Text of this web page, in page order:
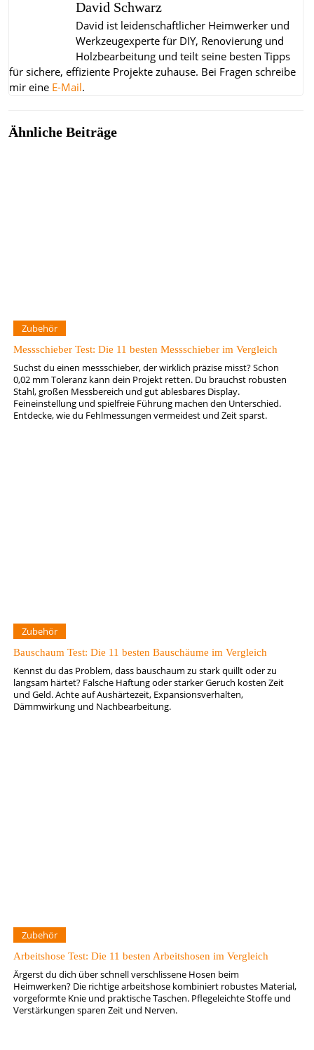
David Schwarz
David ist leidenschaftlicher Heimwerker und
Werkzeugexperte für DIY, Renovierung und
Holzbearbeitung und teilt seine besten Tipps
für sichere, effiziente Projekte zuhause. Bei Fragen schreibe
mir eine E-Mail.
Ähnliche Beiträge
Zubehör
Messschieber Test: Die 11 besten Messschieber im Vergleich
Suchst du einen messschieber, der wirklich präzise misst? Schon
0,02 mm Toleranz kann dein Projekt retten. Du brauchst robusten
Stahl, großen Messbereich und gut ablesbares Display.
Feineinstellung und spielfreie Führung machen den Unterschied.
Entdecke, wie du Fehlmessungen vermeidest und Zeit sparst.
Zubehör
Bauschaum Test: Die 11 besten Bauschäume im Vergleich
Kennst du das Problem, dass bauschaum zu stark quillt oder zu
langsam härtet? Falsche Haftung oder starker Geruch kosten Zeit
und Geld. Achte auf Aushärtezeit, Expansionsverhalten,
Dämmwirkung und Nachbearbeitung.
Zubehör
Arbeitshose Test: Die 11 besten Arbeitshosen im Vergleich
Ärgerst du dich über schnell verschlissene Hosen beim
Heimwerken? Die richtige arbeitshose kombiniert robustes Material,
vorgeformte Knie und praktische Taschen. Pflegeleichte Stoffe und
Verstärkungen sparen Zeit und Nerven.